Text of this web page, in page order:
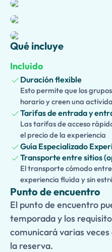
notablemente bien
elegantes villas, estructuras
hallazgos arqueológicos. A
Herculano fue enterrado por
preservando muchos
romana.
El tour también incluye una
magnífica Villa Poppaea,
que se cree perteneció a la
Admire su arquitectura
maravillosamente
que ofrecen una visión de la
Roma antigua.
Dirigida por un guía
proporciona perspectivas
cultura y vida cotidiana
de la historia y viajeros
muestra lo mejor de las
Monte Vesubio.
Qué incluye
Incluido
Duración flexible
Esto permite que los
horario y creen una
Tarifas de entrada y
Las tarifas de acceso
el precio de la experiencia
Guía Especializado
Transporte entre sitios
El transporte cómodo
experiencia fluida y sin
Punto de encuentro
El punto de encuentro
temporada y los
comunicará varias
la reserva.